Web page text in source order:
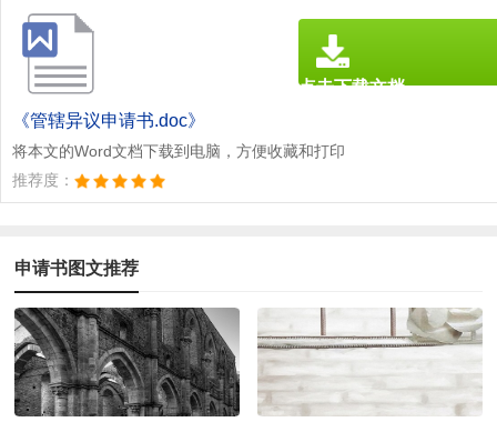
《管辖异议申请书.doc》
将本文的Word文档下载到电脑，方便收藏和打印
推荐度：
点击下载文档
申请书图文推荐